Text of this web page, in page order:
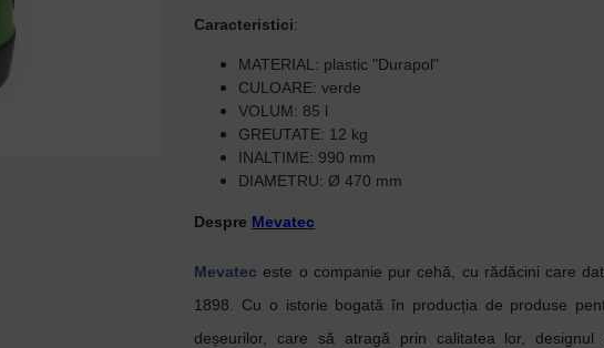
Caracteristici:
MATERIAL: plastic "Durapol"
CULOARE: verde
VOLUM: 85 l
GREUTATE: 12 kg
INALTIME: 990 mm
DIAMETRU: Ø 470 mm
Despre Mevatec
Mevatec este o companie pur cehă, cu rădăcini care
1898. Cu o istorie bogată în producția de produse
deșeurilor, care să atragă prin calitatea lor, designul